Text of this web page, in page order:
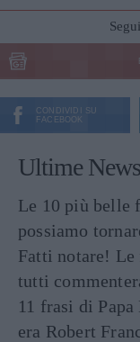
CONDIVIDI SU
FACEBOOK
Ultime News
Le 10 più belle
possiamo
Fatti notare! Le
tutti
11 frasi di
era Robert